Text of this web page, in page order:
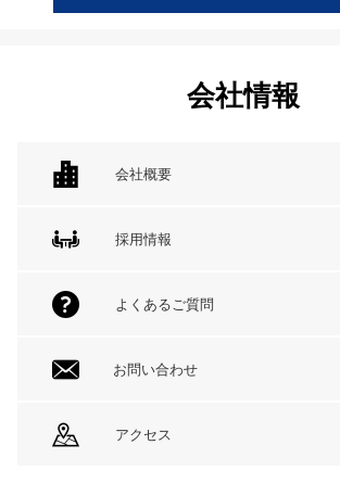
会社情報
会社概要
採用情報
よくあるご質問
お問い合わせ
アクセス